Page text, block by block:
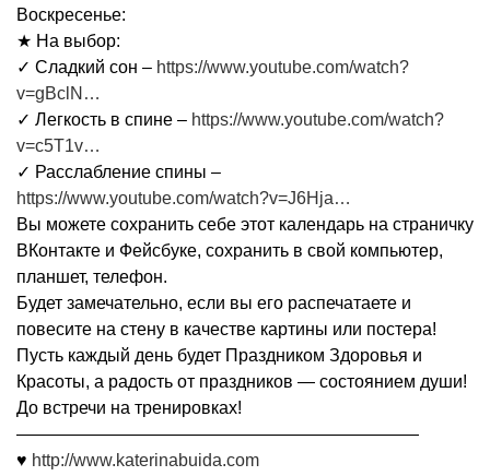
Воскресенье:
★ На выбор:
✓ Сладкий сон – https://www.youtube.com/watch?
v=gBclN…
✓ Легкость в спине – https://www.youtube.com/watch?
v=c5T1v…
✓ Расслабление спины –
https://www.youtube.com/watch?v=J6Hja…
Вы можете сохранить себе этот календарь на страничку
ВКонтакте и Фейсбуке, сохранить в свой компьютер,
планшет, телефон.
Будет замечательно, если вы его распечатаете и
повесите на стену в качестве картины или постера!
Пусть каждый день будет Праздником Здоровья и
Красоты, а радость от праздников — состоянием души!
До встречи на тренировках!
———————————————————————
♥ http://www.katerinabuida.com